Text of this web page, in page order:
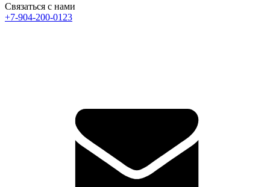
Связаться с нами
+7-904-200-0123